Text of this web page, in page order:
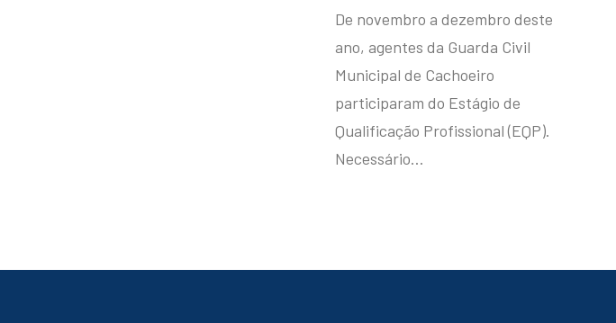
De novembro a dezembro deste
ano, agentes da Guarda Civil
Municipal de Cachoeiro
participaram do Estágio de
Qualificação Profissional (EQP).
Necessário…